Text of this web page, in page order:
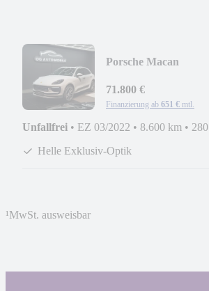
Porsche Macan
71.800 €
Finanzierung ab 651 € mtl.
Unfallfrei • EZ 03/2022 • 8.600 km •
Helle Exklusiv-Optik
¹MwSt. ausweisbar